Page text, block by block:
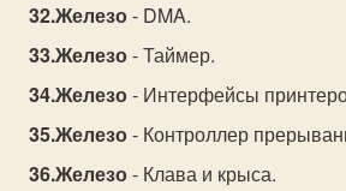
Железо- DMA.
Железо- Таймер.
Железо- Интерфейсы
Железо- Контроллер
Железо- Клава и крыса.